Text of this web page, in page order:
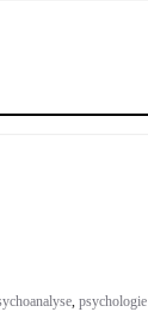
, psychologie